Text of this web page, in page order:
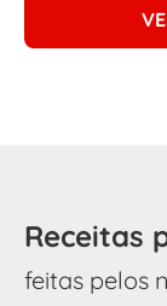
Receitas
feitas pelos